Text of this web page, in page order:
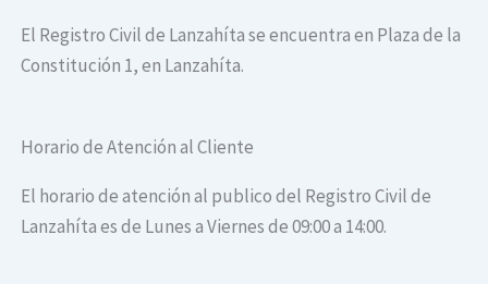
El Registro Civil de Lanzahíta se encuentra en Plaza de la
Constitución 1, en Lanzahíta.
Horario de Atención al Cliente
El horario de atención al publico del Registro Civil de
Lanzahíta es de Lunes a Viernes de 09:00 a 14:00.